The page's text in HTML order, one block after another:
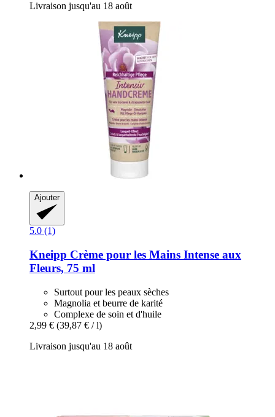
Livraison jusqu'au 18 août
Ajouter
5.0 (1)
Kneipp Crème pour les Mains Intense aux
Fleurs, 75 ml
Surtout pour les peaux sèches
Magnolia et beurre de karité
Complexe de soin et d'huile
2,99 € (39,87 € / l)
Livraison jusqu'au 18 août